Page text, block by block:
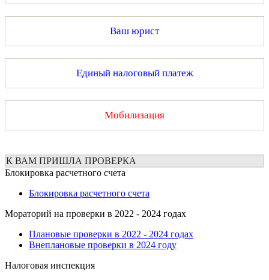
Ваш юрист
Единый налоговый платеж
Мобилизация
К ВАМ ПРИШЛА ПРОВЕРКА
Блокировка расчетного счета
Блокировка расчетного счета
Мораторий на проверки в 2022 - 2024 годах
Плановые проверки в 2022 - 2024 годах
Внеплановые проверки в 2024 году
Налоговая инспекция